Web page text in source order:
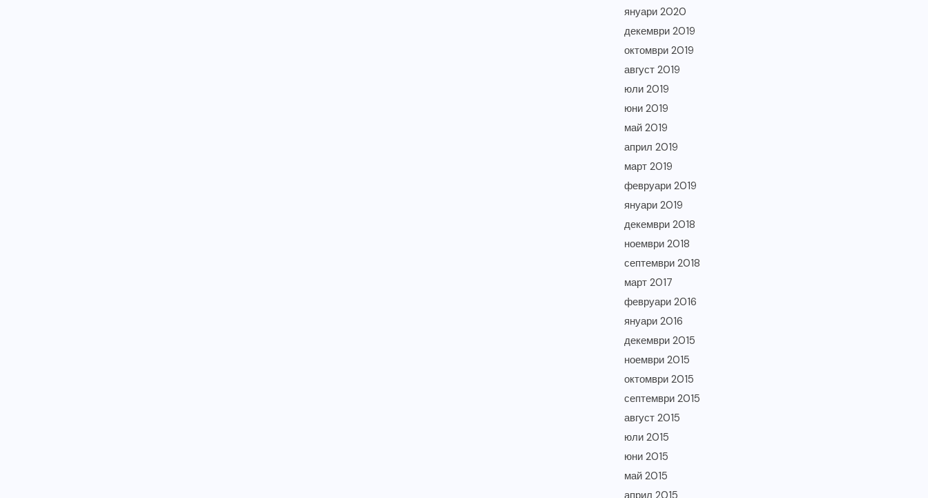
януари 2020
декември 2019
октомври 2019
август 2019
юли 2019
юни 2019
май 2019
април 2019
март 2019
февруари 2019
януари 2019
декември 2018
ноември 2018
септември 2018
март 2017
февруари 2016
януари 2016
декември 2015
ноември 2015
октомври 2015
септември 2015
август 2015
юли 2015
юни 2015
май 2015
април 2015